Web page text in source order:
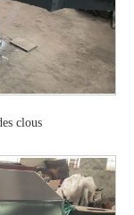
clous